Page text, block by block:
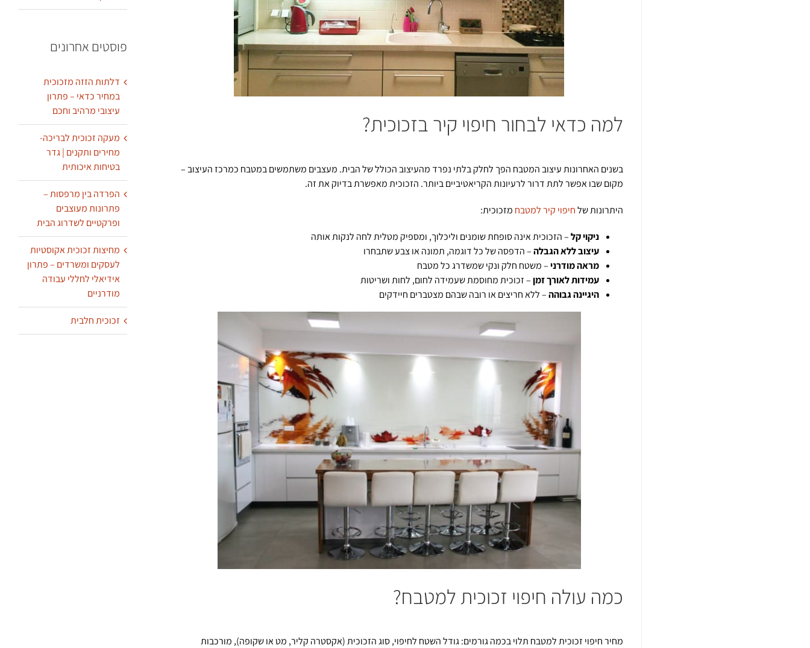
למה כדאי לבחור חיפוי קיר בזכוכית?
בשנים האחרונות עיצוב המטבח הפך לחלק בלתי נפרד מהעיצוב הכולל של הבית. מעצבים משתמשים במטבח כמרכז העיצוב –
מקום שבו אפשר לתת דרור לרעיונות הקריאטיביים ביותר. הזכוכית מאפשרת בדיוק את זה.
היתרונות שלחיפוי קיר למטבח מזכוכית:
ניקוי קל– הזכוכית אינה סופחת שומנים וליכלוך, ומספיק מטלית לחה לנקות אותה
עיצוב ללא הגבלה– הדפסה של כל דוגמה, תמונה או צבע שתבחרו
מראה מודרני– משטח חלק ונקי שמשדרג כל מטבח
עמידות לאורך זמן– זכוכית מחוסמת שעמידה לחום, לחות ושריטות
היגיינה גבוהה– ללא חריצים או רובה שבהם מצטברים חיידקים
כמה עולה חיפוי זכוכית למטבח?
מחיר חיפוי זכוכית למטבח תלוי בכמה גורמים: גודל השטח לחיפוי, סוג הזכוכית (אקסטרה קליר, מט או שקופה), מורכבות
פוסטים אחרונים
דלתות הזזה מזכוכית
במחיר כדאי – פתרון
עיצובי מרהיב וחכם
מעקה זכוכית לבריכה-
מחירים ותקנים | גדר
בטיחות איכותית
הפרדה בין מרפסות –
פתרונות מעוצבים
ופרקטיים לשדרוג הבית
מחיצות זכוכית אקוסטיות
לעסקים ומשרדים – פתרון
אידיאלי לחללי עבודה
מודרניים
זכוכית חלבית